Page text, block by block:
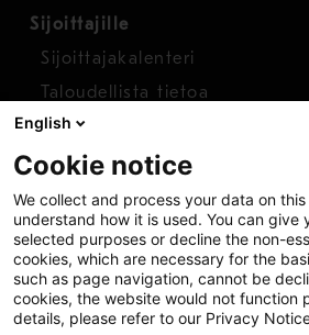
Sijoittajille
Sijoittajakalenteri
Taloudellista tietoa
Osakkeet
Raportoi huolenaihe
Whistleblower-työkalu
English
Cookie notice
We collect and process your data on
understand how it is used. You can give
selected purposes or decline the non-
cookies, which are necessary for the
such as page navigation, cannot be
cookies, the website would not function
details, please refer to our Privacy